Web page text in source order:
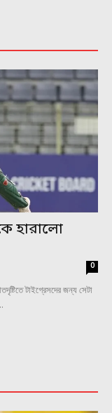
হারালো
0
টাইগ্রেসদের জন্য সেটা